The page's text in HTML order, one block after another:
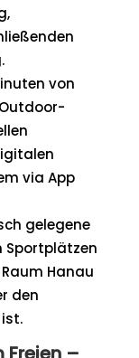
von
via App
gelegene
Sportplätzen
Hanau
den